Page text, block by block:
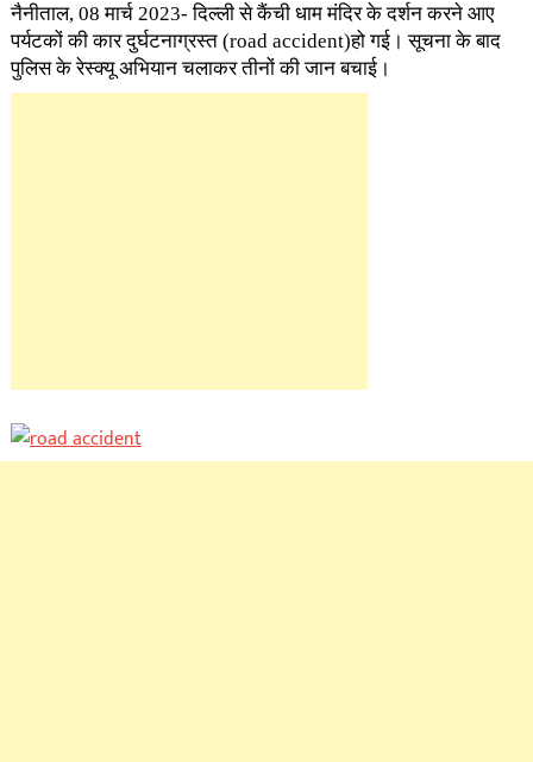
नैनीताल, 08 मार्च 2023- दिल्ली से कैंची धाम मंदिर के दर्शन करने आए
पर्यटकों की कार दुर्घटनाग्रस्त (road accident)हो गई। सूचना के बाद
पुलिस के रेस्क्यू अभियान चलाकर तीनों की जान बचाई।